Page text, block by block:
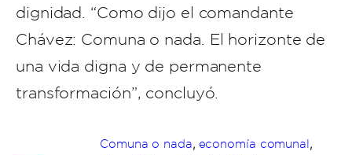
dignidad. “Como dijo el comandante
Chávez: Comuna o nada. El horizonte de
una vida digna y de permanente
transformación”, concluyó.
Comuna o nada, economía comunal,